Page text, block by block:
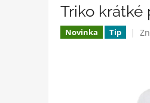
Triko krátké
Novinka Tip